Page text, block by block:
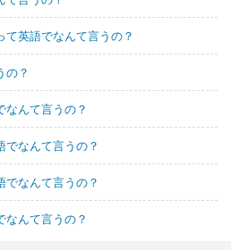
英語でなんて言うの？
の？
なんて言うの？
なんて言うの？
なんて言うの？
なんて言うの？